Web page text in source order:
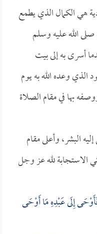
هي الكمال الذي يطمع
الله عليه وسلم
أسرى به إلى بيت
الذي وعده الله به يوم
بها في مقام الصلاة
البشر، وأعلى مقام
الاستجابة لله عز وجل
إِلَى عَبْدِهِ مَا أَوْحَى